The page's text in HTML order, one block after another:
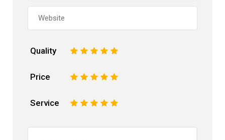
Quality 5
4
3
2
Price 5
4
3
2
Service 5
4
3
2